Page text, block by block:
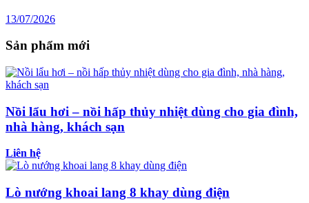
13/07/2026
Sản phẩm mới
Nồi lẩu hơi – nồi hấp thủy nhiệt dùng cho gia đình,
nhà hàng, khách sạn
Liên hệ
Lò nướng khoai lang 8 khay dùng điện